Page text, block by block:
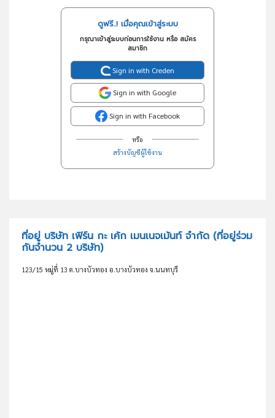
ดูฟรี..! เมื่อคุณเข้าสู่ระบบ
กรุณาเข้าสู่ระบบก่อนการใช้งาน หรือ สมัคร
สมาชิก
Sign in with Creden
Sign in with Google
Sign in with Facebook
หรือ
สร้างบัญชีผู้ใช้งาน
ที่อยู่ บริษัท เฟิร์น กะ เค้ก เมนเนจเม้นท์ จำกัด (ที่อยู่ร่วม
กันจำนวน 2 บริษัท)
123/15 หมู่ที่ 13 ต.บางบัวทอง อ.บางบัวทอง จ.นนทบุรี